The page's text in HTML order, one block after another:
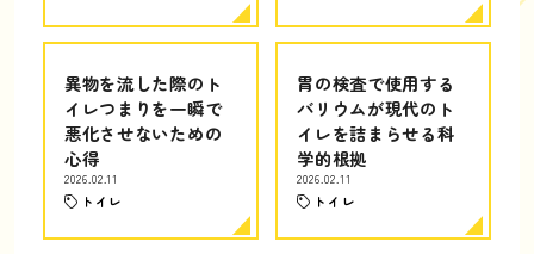
異物を流した際のト
イレつまりを一瞬で
悪化させないための
心得
2026.02.11
トイレ
胃の検査で使用する
バリウムが現代のト
イレを詰まらせる科
学的根拠
2026.02.11
トイレ